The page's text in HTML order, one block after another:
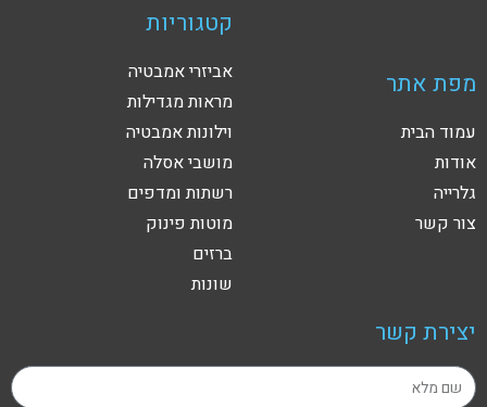
מפת אתר
עמוד הבית
אודות
גלרייה
צור קשר
קטגוריות
אביזרי אמבטיה
מראות מגדילות
וילונות אמבטיה
מושבי אסלה
רשתות ומדפים
מוטות פינוק
ברזים
שונות
יצירת קשר